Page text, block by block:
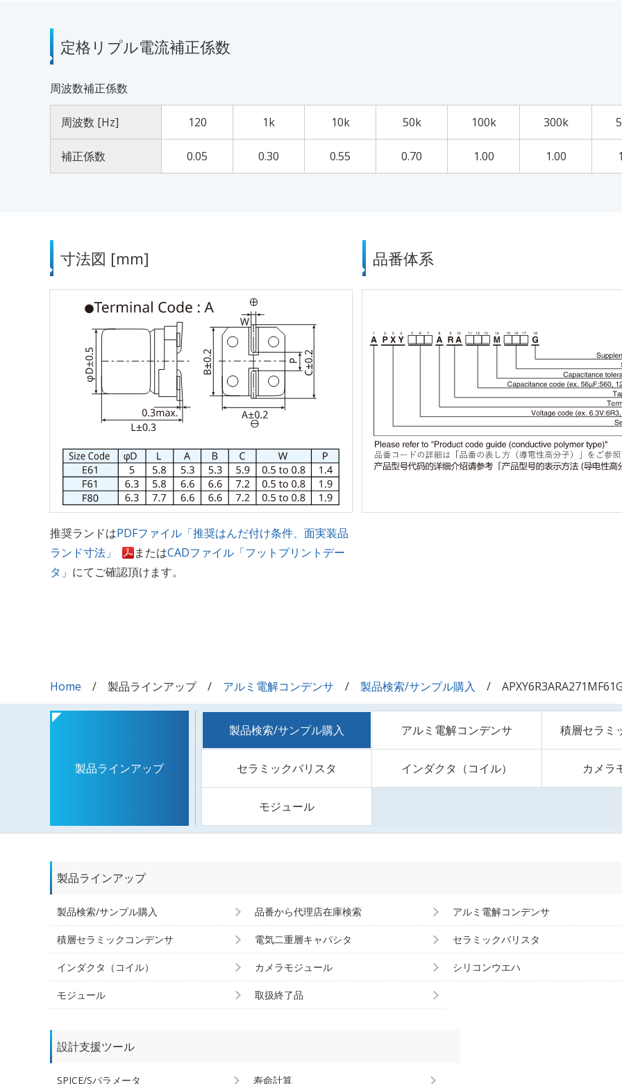
定格リプル電流補正係数
周波数補正係数
周波数 [Hz] 120 1k 10k 50k 100k 300k
補正係数 0.05 0.30 0.55 0.70 1.00 1.00
寸法図 [mm]
推奨ランドはPDFファイル「推奨はんだ付け条件、面実装品
ランド寸法」
またはCADファイル「フットプリントデー
タ」 にてご確認頂けます。
品番体系
Home 製品ラインアップ アルミ電解コンデンサ 製品検索/サンプル購入
製品ラインアップ
製品検索/サンプル購入 アルミ電解コンデンサ 積層セラミ
セラミックバリスタ インダクタ（コイル） カメラ
モジュール
製品ラインアップ
製品検索/サンプル購入 品番から代理店在庫検索 アルミ電解コンデンサ
積層セラミックコンデンサ 電気二重層キャパシタ セラミックバリスタ
インダクタ（コイル） カメラモジュール シリコンウエハ
モジュール 取扱終了品
設計支援ツール
SPICE/Sパラメータ 寿命計算